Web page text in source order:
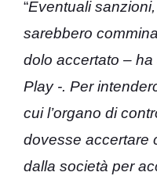
“Eventuali
sarebbero
dolo accertato –
Play -. Per
cui l’organo di
dovesse accertare
dalla società per